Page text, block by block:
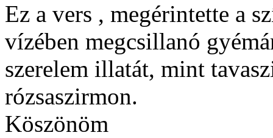
Ez a vers , megérintette a
vízében megcsillanó
szerelem illatát, mint
rózsaszirmon.
Köszönöm